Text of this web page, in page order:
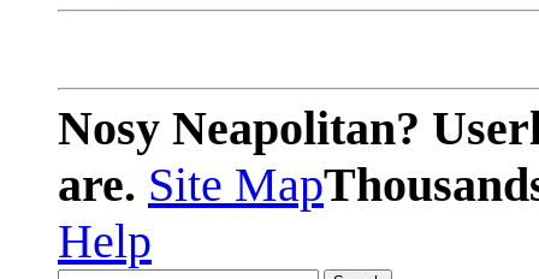
Nosy Neapolitan?
are. Site Map
Help